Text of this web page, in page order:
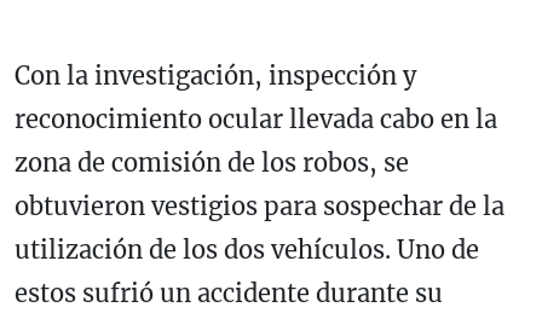
Con la investigación, inspección y
reconocimiento ocular llevada cabo en la
zona de comisión de los robos, se
obtuvieron vestigios para sospechar de la
utilización de los dos vehículos. Uno de
estos sufrió un accidente durante su